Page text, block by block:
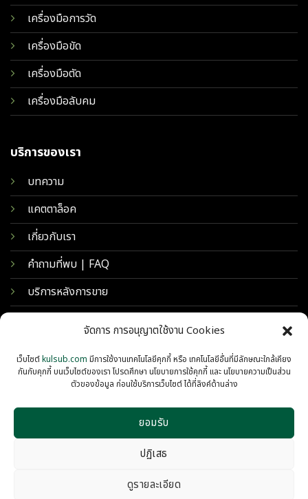
จัดการ การอนุญาตใช้งาน Cookies
เว็บไซต์kulsub.com มีการใช้งานเทคโนโลยีคุกกี้ หรือ เทคโนโลยีอื่นที่มีลักษณะใกล้เคียง
กันกับคุกกี้ บนเว็บไซต์ของเรา โปรดศึกษา นโยบายการใช้คุกกี้ และ นโยบายความเป็นส่วน
ตัวของข้อมูล ก่อนใช้บริการเว็บไซต์ ได้ที่ลิงค์ด้านล่าง
ยอมรับ
ปฏิเสธ
ดูรายละเอียด
เครื่องมือการวัด
เครื่องมือขัด
เครื่องมือตัด
เครื่องมือลับคม
บริการของเรา
บทความ
แคตตาล็อค
เกี่ยวกับเรา
คำถามที่พบ | FAQ
บริการหลังการขาย
© 2026 KULSUB INTERTRADING
PRIVACY COOKIES